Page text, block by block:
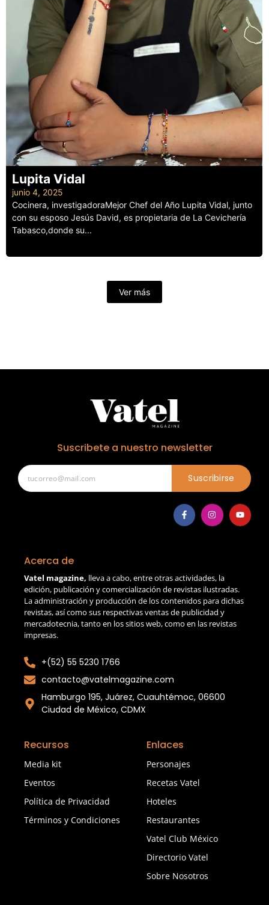
Lupita Vidal
junio 4, 2025
Cocinera, investigadoraMejor Chef del Año Lupita Vidal, junto
con su esposo Jesús David, es propietaria de La Cevichería
Tabasco,donde su...
Ver más
Suscribete a nuestro newsletter
Suscribirse
Acerca de
Vatel magazine, lleva a cabo, entre otras actividades, la
edición, publicación y comercialización de revistas ilustradas.
La administración y producción de los contenidos para dichas
revistas, así como sus respectivas ventas de publicidad y
mercadotecnia, tanto en los sitios web, como en las revistas
impresas.
+(52) 55 5230 1766
contacto@vatelmagazine.com
Hamburgo 195, Juárez, Cuauhtémoc, 06600
Ciudad de México, CDMX
Recursos
Media kit
Eventos
Política de Privacidad
Términos y Condiciones
Enlaces
Personajes
Recetas Vatel
Hoteles
Restaurantes
Vatel Club México
Directorio Vatel
Sobre Nosotros